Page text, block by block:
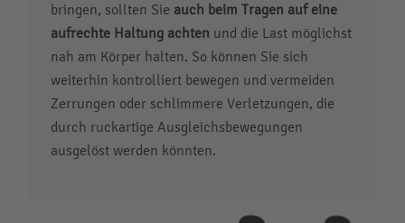
bringen, sollten Sie auch beim Tragen auf eine
aufrechte Haltung achten und die Last möglichst
nah am Körper halten. So können Sie sich
weiterhin kontrolliert bewegen und vermeiden
Zerrungen oder schlimmere Verletzungen, die
durch ruckartige Ausgleichsbewegungen
ausgelöst werden könnten.